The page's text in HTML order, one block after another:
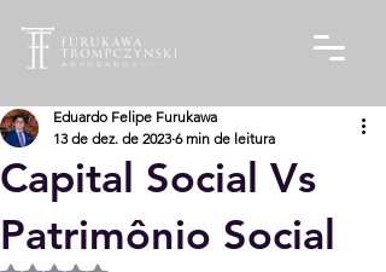
Capital Social Vs
Patrimônio Social
Eduardo Felipe Furukawa
13 de dez. de 2023 6 min de leitura